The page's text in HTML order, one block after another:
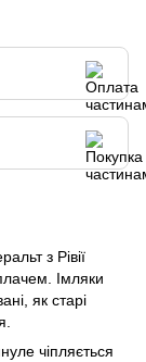
з Рівії
Імляки
як старі
чіпляється